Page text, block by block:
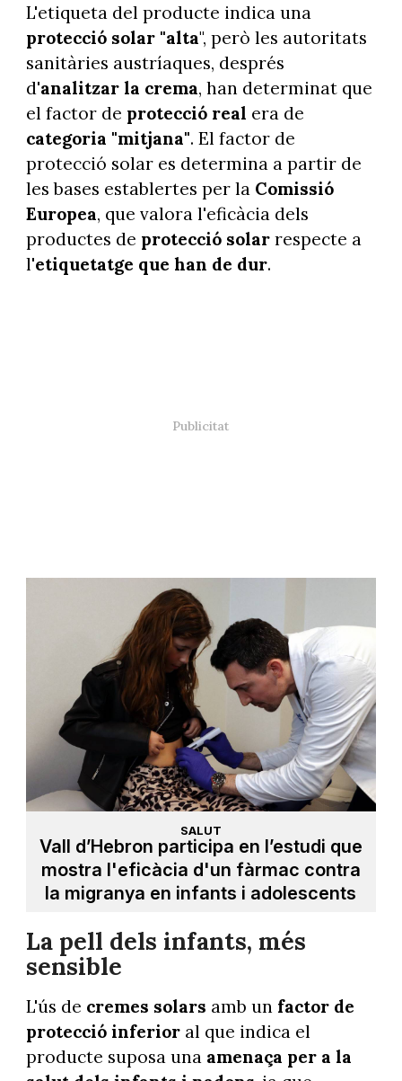
L'etiqueta del producte indica una
protecció solar "alta", però les autoritats
sanitàries austríaques, després
d'analitzar la crema, han determinat que
el factor de protecció real era de
categoria "mitjana". El factor de
protecció solar es determina a partir de
les bases establertes per la Comissió
Europea, que valora l'eficàcia dels
productes de protecció solar respecte a
l'etiquetatge que han de dur.
SALUT
Vall d’Hebron participa en l’estudi que
mostra l'eficàcia d'un fàrmac contra
la migranya en infants i adolescents
La pell dels infants, més
sensible
L'ús de cremes solars amb un factor de
protecció inferioral que indica el
producte suposa una amenaça per a la